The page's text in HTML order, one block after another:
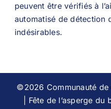
peuvent être vérifiés à
automatisé de détection
indésirables.
©2026 Communauté de
| Fête de l’asperge